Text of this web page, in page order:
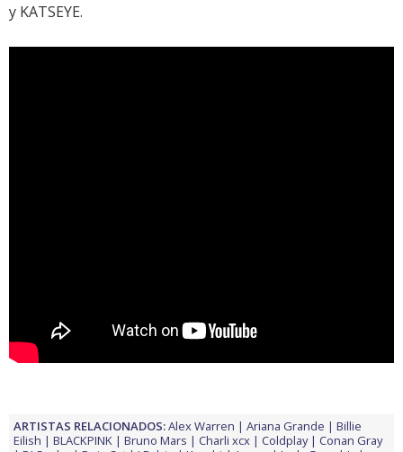
y KATSEYE.
ARTISTAS RELACIONADOS:Alex Warren Ariana Grande
Billie
Eilish
BLACKPINK Bruno Mars Charli xcx Coldplay
Conan Gray